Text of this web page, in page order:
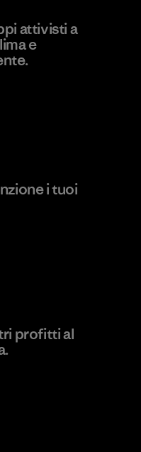
attivisti a
e
i tuoi
profitti al